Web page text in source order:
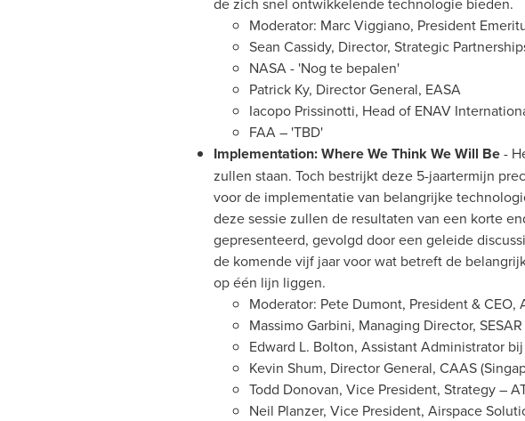
Moderator: Marc Viggiano, President
Sean Cassidy, Director, Strategic
NASA - 'Nog te bepalen'
Patrick Ky, Director General, EASA
Iacopo Prissinotti, Head of ENAV
FAA – 'TBD'
Implementation: Where We Think We Will Be-
zullen staan. Toch bestrijkt deze 5-jaartermijn
voor de implementatie van belangrijke
deze sessie zullen de resultaten van een korte
gepresenteerd, gevolgd door een geleide
de komende vijf jaar voor wat betreft de
op één lijn liggen.
Moderator: Pete Dumont, President & CEO,
Massimo Garbini, Managing Director,
Edward L. Bolton, Assistant Administrator
Kevin Shum, Director General, CAAS (
Todd Donovan, Vice President, Strategy –
Neil Planzer, Vice President, Airspace